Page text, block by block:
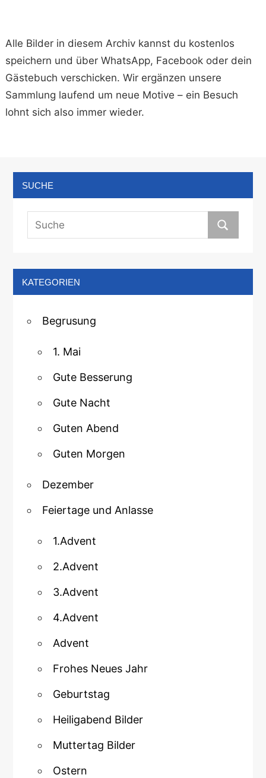
Alle Bilder in diesem Archiv kannst du kostenlos
speichern und über WhatsApp, Facebook oder dein
Gästebuch verschicken. Wir ergänzen unsere
Sammlung laufend um neue Motive – ein Besuch
lohnt sich also immer wieder.
SUCHE
KATEGORIEN
Begrusung
1. Mai
Gute Besserung
Gute Nacht
Guten Abend
Guten Morgen
Dezember
Feiertage und Anlasse
1.Advent
2.Advent
3.Advent
4.Advent
Advent
Frohes Neues Jahr
Geburtstag
Heiligabend Bilder
Muttertag Bilder
Ostern